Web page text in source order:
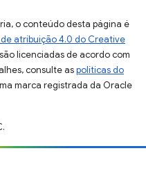
o conteúdo desta página é
atribuição 4.0 do Creative
licenciadas de acordo com
consulte aspolíticas do
marca registrada da Oracle